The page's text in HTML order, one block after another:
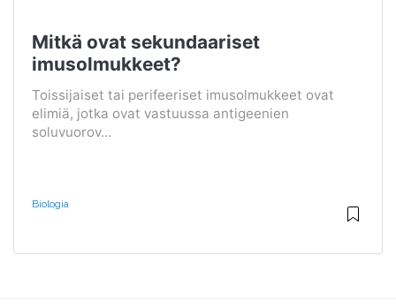
Mitkä ovat sekundaariset
imusolmukkeet?
Toissijaiset tai perifeeriset imusolmukkeet ovat
elimiä, jotka ovat vastuussa antigeenien
soluvuorov...
Biologia